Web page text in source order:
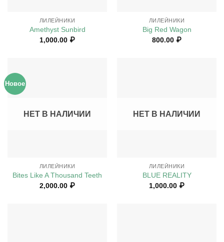
ЛИЛЕЙНИКИ
Amethyst Sunbird
1,000.00 ₽
ЛИЛЕЙНИКИ
Big Red Wagon
800.00 ₽
Новое
НЕТ В НАЛИЧИИ
ЛИЛЕЙНИКИ
Bites Like A Thousand Teeth
2,000.00 ₽
НЕТ В НАЛИЧИИ
ЛИЛЕЙНИКИ
BLUE REALITY
1,000.00 ₽